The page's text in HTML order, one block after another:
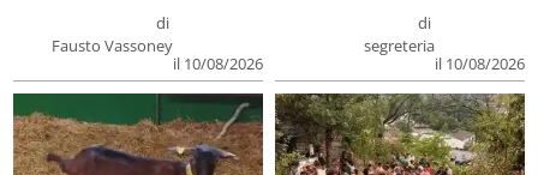
di
Fausto Vassoney
il 10/08/2026
di
segreteria
il 10/08/2026